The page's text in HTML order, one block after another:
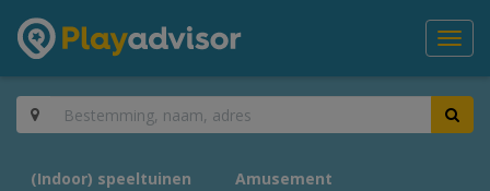
(Indoor) speeltuinen
Amusement